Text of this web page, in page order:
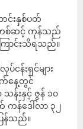
င်းနှစ်ပတ်
စ်ဆင့် ကုန်သည်
ြောင်းသိရသည်။
န်းရှင်များ
က်နေ့တွင်
န်းနှင့် ဇွန် ၁၀
န်ဒေါ်လာ ၃၂
န်သည်။